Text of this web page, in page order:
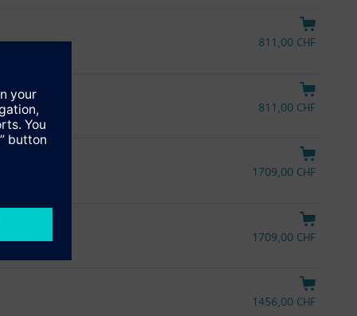
811,00 CHF
811,00 CHF
1709,00 CHF
1709,00 CHF
1456,00 CHF